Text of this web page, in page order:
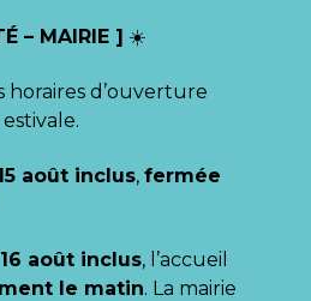
– MAIRIE ] ☀️
horaires d’ouverture
août inclus, fermée
août inclus, l’accueil
le matin. La mairie